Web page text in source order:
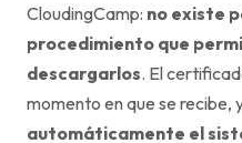
CloudingCamp: no existe
procedimiento que
descargarlos. El
momento en que se recibe,
automáticamente el